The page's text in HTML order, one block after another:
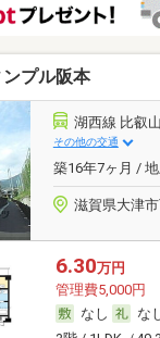
ンプル阪本
湖西線 比叡
その他の交通
築16年7ヶ月 /
滋賀県大津
6.30万円
管理費5,000円
なし
な